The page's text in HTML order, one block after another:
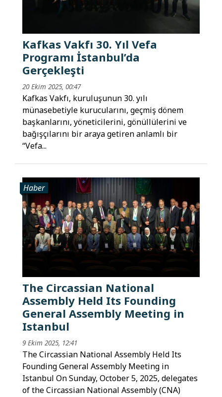
Kafkas Vakfı 30. Yıl Vefa
Programı İstanbul’da
Gerçekleşti
20 Ekim 2025, 00:47
Kafkas Vakfı, kuruluşunun 30. yılı
münasebetiyle kurucularını, geçmiş dönem
başkanlarını, yöneticilerini, gönüllülerini ve
bağışçılarını bir araya getiren anlamlı bir
“Vefa...
Haber
The Circassian National
Assembly Held Its Founding
General Assembly Meeting in
Istanbul
9 Ekim 2025, 12:41
The Circassian National Assembly Held Its
Founding General Assembly Meeting in
Istanbul On Sunday, October 5, 2025, delegates
of the Circassian National Assembly (CNA)